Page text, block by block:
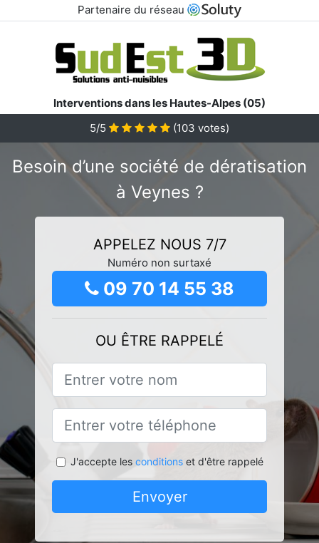
Partenaire du réseau
Interventions dans les Hautes-Alpes (05)
5/5
(103 votes)
Besoin d’une société de dératisation
à Veynes ?
APPELEZ NOUS 7/7
Numéro non surtaxé
09 70 14 55 38
OU ÊTRE RAPPELÉ
J'accepte les conditionset d'être rappelé
Envoyer